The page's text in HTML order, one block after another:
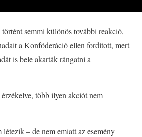
semmi különös további reakció,
a Konföderáció ellen fordított, mert
is bele akarták rángatni a
több ilyen akciót nem
– de nem emiatt az esemény